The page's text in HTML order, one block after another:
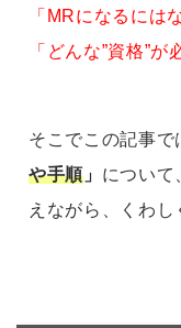
「MRになるには
「どんな”資格”が
そこでこの記事で
や手順 」 について
えながら、くわし